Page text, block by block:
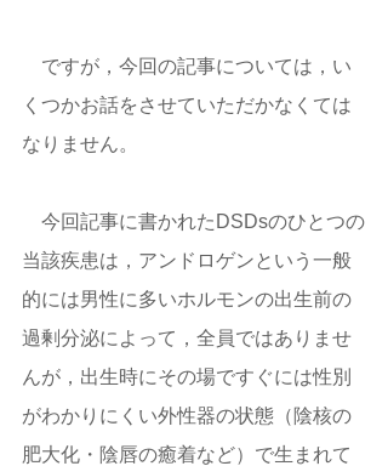
ですが，今回の記事については，い
くつかお話をさせていただかなくては
なりません。
今回記事に書かれたDSDsのひとつの
当該疾患は，アンドロゲンという一般
的には男性に多いホルモンの出生前の
過剰分泌によって，全員ではありませ
んが，出生時にその場ですぐには性別
がわかりにくい外性器の状態（陰核の
肥大化・陰唇の癒着など）で生まれて